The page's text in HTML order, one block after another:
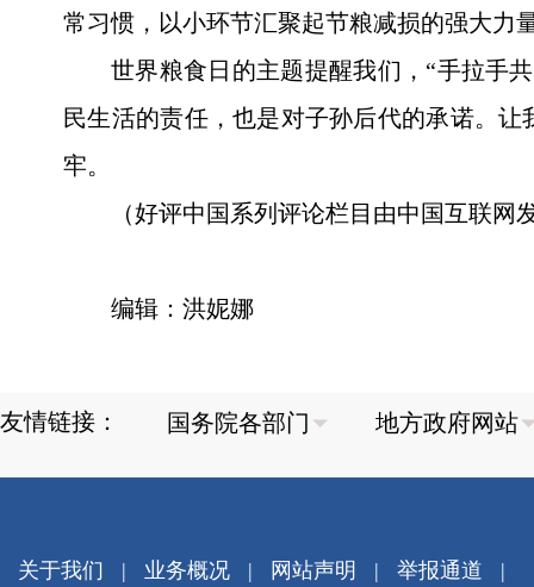
常习惯，以小环节汇聚起节粮减损的强大力
世界粮食日的主题提醒我们，“手拉手
民生活的责任，也是对子孙后代的承诺。
牢。
（好评中国系列评论栏目由中国互联
编辑：洪妮娜
友情链接：
关于我们 | 业务概况| 网站声明 | 举报通道 |